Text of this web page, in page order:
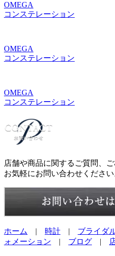
OMEGA
コンステレーション
OMEGA
コンステレーション
OMEGA
コンステレーション
店舗や商品に関するご質問、
お気軽にお問い合わせください
ホーム | 時計 | ブライダ
ォメーション | ブログ |